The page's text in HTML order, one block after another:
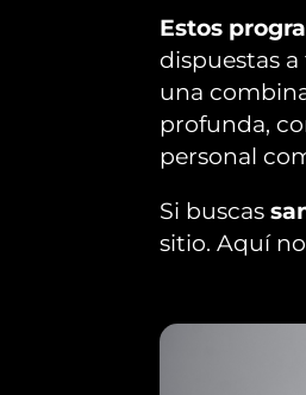
Estos
dispuestas
una
profunda,
personal
Si buscas
sitio. Aquí